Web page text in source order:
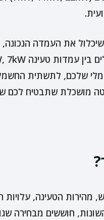
את העמדה
שלכם, לתשתית
מושכלת שתבטיח לכם
הטעינה,
חוששים מבחירה